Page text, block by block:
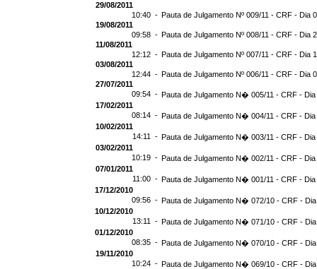
29/08/2011
10:40 - Pauta de Julgamento Nº 009/11 - CRF - Dia
19/08/2011
09:58 - Pauta de Julgamento Nº 008/11 - CRF - Dia
11/08/2011
12:12 - Pauta de Julgamento Nº 007/11 - CRF - Dia
03/08/2011
12:44 - Pauta de Julgamento Nº 006/11 - CRF - Dia
27/07/2011
09:54 - Pauta de Julgamento N� 005/11 - CRF - Dia
17/02/2011
08:14 - Pauta de Julgamento N� 004/11 - CRF - Dia
10/02/2011
14:11 - Pauta de Julgamento N� 003/11 - CRF - Dia
03/02/2011
10:19 - Pauta de Julgamento N� 002/11 - CRF - Dia
07/01/2011
11:00 - Pauta de Julgamento N� 001/11 - CRF - Dia
17/12/2010
09:56 - Pauta de Julgamento N� 072/10 - CRF -
10/12/2010
13:11 - Pauta de Julgamento N� 071/10 - CRF -
01/12/2010
08:35 - Pauta de Julgamento N� 070/10 - CRF -
19/11/2010
10:24 - Pauta de Julgamento N� 069/10 - CRF - Dia